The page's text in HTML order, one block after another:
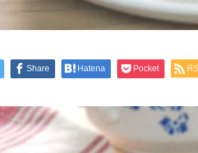
Share Hatena Pocket